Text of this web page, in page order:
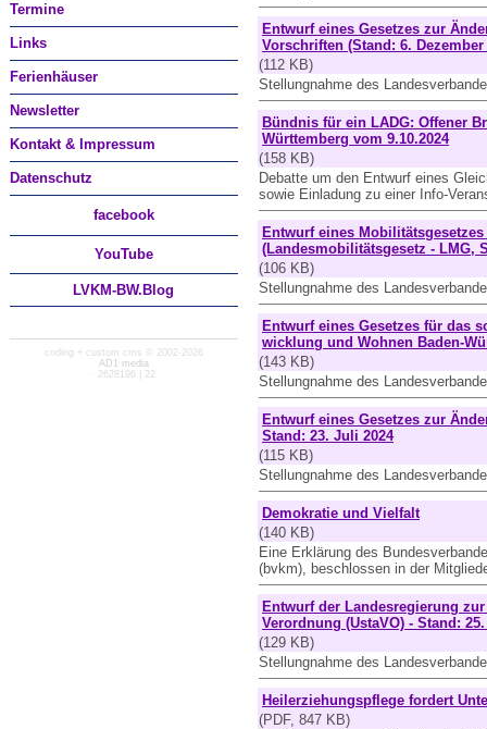
Termine
Links
Ferienhäuser
Newsletter
Kontakt & Impressum
Datenschutz
facebook
YouTube
LVKM-BW.Blog
coding + custom cms © 2002-2026
AD1 media
· 2628196 | 22
Entwurf eines Gesetzes zur
Vorschriften (Stand: 6. Dezember
(112 KB)
Stellungnahme des
Bündnis für ein LADG: Offener
Württemberg vom 9.10.2024
(158 KB)
Debatte um den Entwurf eines
sowie Einladung zu einer Info-
Entwurf eines
(Landesmobilitätsgesetz - LMG,
(106 KB)
Stellungnahme des
Entwurf eines Gesetzes für das
wicklung und Wohnen Baden-
(143 KB)
Stellungnahme des
Entwurf eines Gesetzes zur
Stand: 23. Juli 2024
(115 KB)
Stellungnahme des
Demokratie und Vielfalt
(140 KB)
Eine Erklärung des
(bvkm), beschlossen in der
Entwurf der Landesregierung
Verordnung (UstaVO) - Stand:
(129 KB)
Stellungnahme des
Heilerziehungspflege fordert
(PDF, 847 KB)